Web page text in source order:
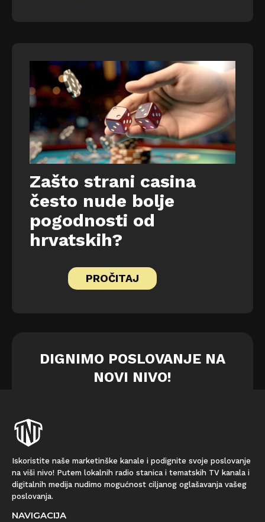
Zašto strani casina
često nude bolje
pogodnosti od
hrvatskih?
PROČITAJ
DIGNIMO POSLOVANJE NA
NOVI NIVO!
Iskoristite naše marketinške kanale i podignite svoje poslovanje
na viši nivo! Putem lokalnih radio stanica i tematskih TV kanala i
digitalnih medija nudimo mogućnost ciljanog oglašavanja vašeg
poslovanja.
NAVIGACIJA